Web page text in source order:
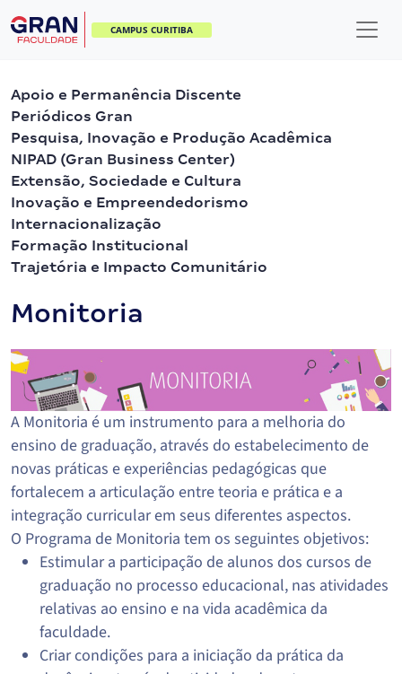
CAMPUS CURITIBA
Apoio e Permanência Discente
Periódicos Gran
Pesquisa, Inovação e Produção Acadêmica
NIPAD (Gran Business Center)
Extensão, Sociedade e Cultura
Inovação e Empreendedorismo
Internacionalização
Formação Institucional
Trajetória e Impacto Comunitário
Monitoria
A Monitoria é um instrumento para a melhoria do
ensino de graduação, através do estabelecimento de
novas práticas e experiências pedagógicas que
fortalecem a articulação entre teoria e prática e a
integração curricular em seus diferentes aspectos.
O Programa de Monitoria tem os seguintes objetivos:
Estimular a participação de alunos dos cursos de
graduação no processo educacional, nas atividades
relativas ao ensino e na vida acadêmica da
faculdade.
Criar condições para a iniciação da prática da